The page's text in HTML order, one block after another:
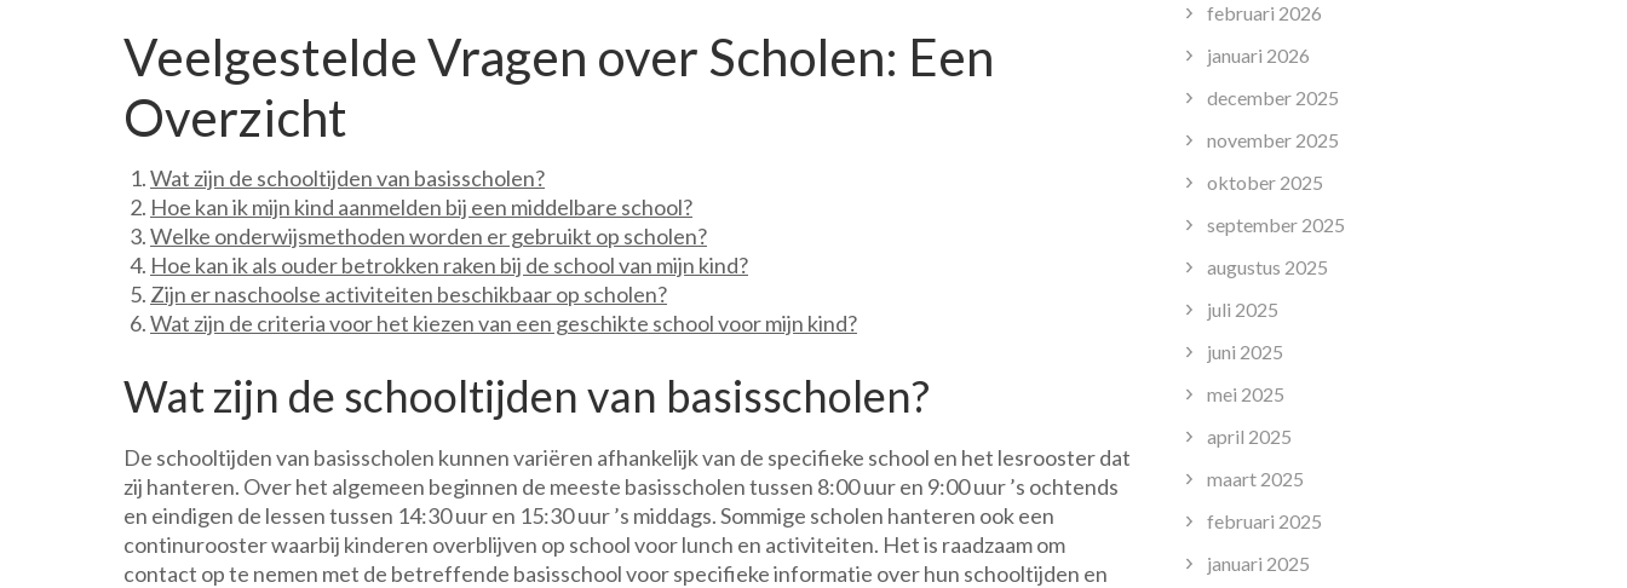
Veelgestelde Vragen over Scholen: Een
Overzicht
Wat zijn de schooltijden van basisscholen?
Hoe kan ik mijn kind aanmelden bij een middelbare school?
Welke onderwijsmethoden worden er gebruikt op scholen?
Hoe kan ik als ouder betrokken raken bij de school van mijn kind?
Zijn er naschoolse activiteiten beschikbaar op scholen?
Wat zijn de criteria voor het kiezen van een geschikte school voor mijn kind?
Wat zijn de schooltijden van basisscholen?
De schooltijden van basisscholen kunnen variëren afhankelijk van de specifieke school en het lesrooster dat
zij hanteren. Over het algemeen beginnen de meeste basisscholen tussen 8:00 uur en 9:00 uur ’s ochtends
en eindigen de lessen tussen 14:30 uur en 15:30 uur ’s middags. Sommige scholen hanteren ook een
continurooster waarbij kinderen overblijven op school voor lunch en activiteiten. Het is raadzaam om
contact op te nemen met de betreffende basisschool voor specifieke informatie over hun schooltijden en
februari 2026
januari 2026
december 2025
november 2025
oktober 2025
september 2025
augustus 2025
juli 2025
juni 2025
mei 2025
april 2025
maart 2025
februari 2025
januari 2025